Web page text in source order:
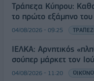
Τράπεζα Κύπρου:
το πρώτο εξάμηνο
04/08/2026 - 09:25
ΙΕΛΚΑ: Αρνητικός
σούπερ μάρκετ τον
04/08/2026 - 11:20